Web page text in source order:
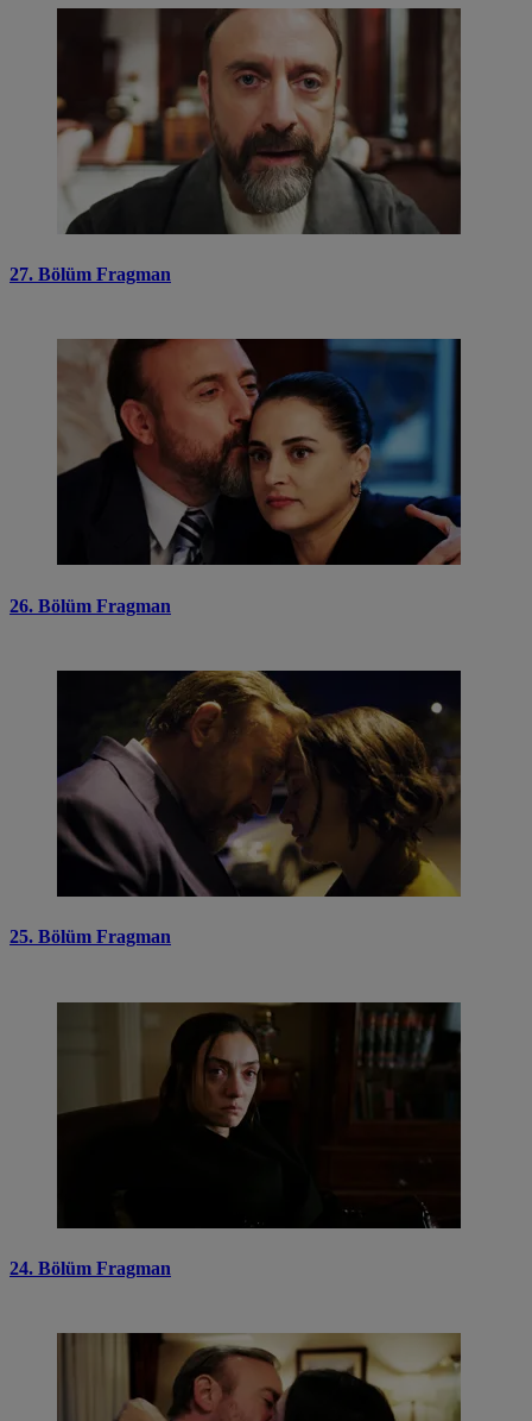
27. Bölüm Fragman
26. Bölüm Fragman
25. Bölüm Fragman
24. Bölüm Fragman